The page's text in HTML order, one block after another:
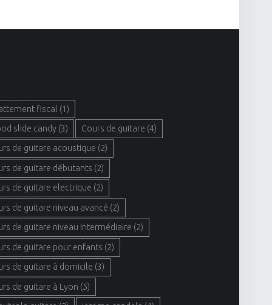
fiscal (1)
slide candy (3) Cours de guitare (4)
de guitare acoustique (2)
de guitare débutants (2)
de guitare electrique (2)
de guitare niveau avancé (2)
de guitare niveau intermédiaire (2)
de guitare pour enfants (2)
de guitare à domicile (3)
de guitare à Lyon (5)